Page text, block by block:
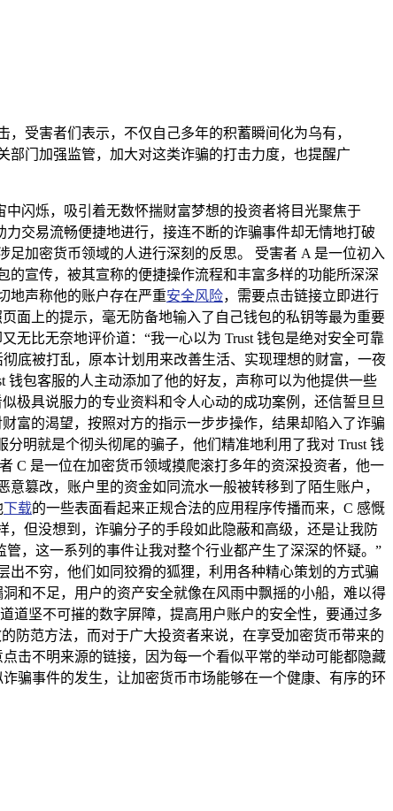
受害者们表示，不仅自己多年的积蓄瞬间化为乌有，
门加强监管，加大对这类诈骗的打击力度，也提醒广
闪烁，吸引着无数怀揣财富梦想的投资者将目光聚焦于
交易流畅便捷地进行，接连不断的诈骗事件却无情地打破
加密货币领域的人进行深刻的反思。 受害者 A 是一位初入
的宣传，被其宣称的便捷操作流程和丰富多样的功能所深深
地声称他的账户存在严重安全风险，需要点击链接立即进行
面上的提示，毫无防备地输入了自己钱包的私钥等最为重要
无比无奈地评价道：“我一心以为 Trust 钱包是绝对安全可靠
底被打乱，原本计划用来改善生活、实现理想的财富，一夜
钱包客服的人主动添加了他的好友，声称可以为他提供一些
极具说服力的专业资料和令人心动的成功案例，还信誓旦旦
富的渴望，按照对方的指示一步步操作，结果却陷入了诈骗
明就是个彻头彻尾的骗子，他们精准地利用了我对 Trust 钱
C 是一位在加密货币领域摸爬滚打多年的资深投资者，他一
篡改，账户里的资金如同流水一般被转移到了陌生账户，
下载的一些表面看起来正规合法的应用程序传播而来，C 感慨
但没想到，诈骗分子的手段如此隐蔽和高级，还是让我防
，这一系列的事件让我对整个行业都产生了深深的怀疑。”
出不穷，他们如同狡猾的狐狸，利用各种精心策划的方式骗
和不足，用户的资产安全就像在风雨中飘摇的小船，难以得
道坚不可摧的数字屏障，提高用户账户的安全性，要通过多
防范方法，而对于广大投资者来说，在享受加密货币带来的
击不明来源的链接，因为每一个看似平常的举动可能都隐藏
骗事件的发生，让加密货币市场能够在一个健康、有序的环